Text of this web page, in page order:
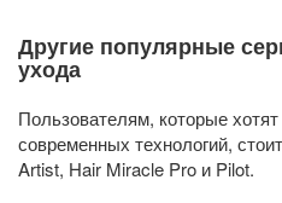
Другие популярные
ухода
Пользователям, которые
современных технологий,
Artist, Hair Miracle Pro и Pilot.